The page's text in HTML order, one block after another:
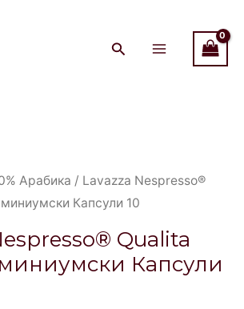
Menu
Арабика / Lavazza Nespresso®
Капсули 10
Qualita
Капсули